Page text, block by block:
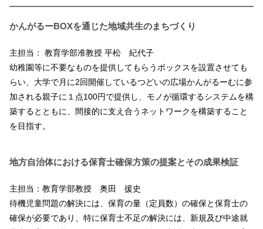
かんがるーBOXを通じた地域共生のまちづくり
主担当： 教育学部准教授 平松 紀代子
幼稚園等に不要なものを提供してもらうボックスを設置させても
らい、大学で月に2回開催しているつどいの広場かんがるーむに参
加される親子に１点100円で提供し、モノが循環するシステムを構
築するとともに、間接的に支え合うネットワークを構築すること
を目指す。
地方自治体における保育士確保方策の提案とその成果検証
主担当：教育学部教授 奥田 援史
待機児童問題の解決には、保育の量（定員数）の確保と保育士の
確保が必要であり、特に保育士不足の解決には、新規及び中途就